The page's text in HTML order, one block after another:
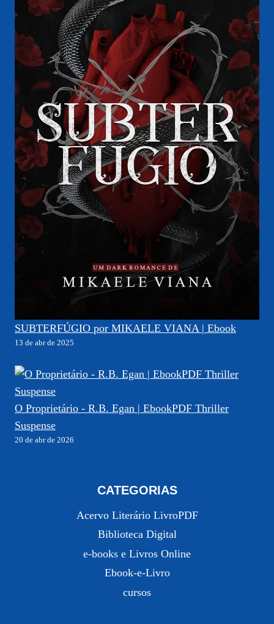
SUBTERFÚGIO por MIKAELE VIANA | Ebook
13 de abr de 2025
O Proprietário - R.B. Egan | EbookPDF Thriller
Suspense
20 de abr de 2026
CATEGORIAS
Acervo Literário LivroPDF
Biblioteca Digital
e-books e Livros Online
Ebook-e-Livro
cursos